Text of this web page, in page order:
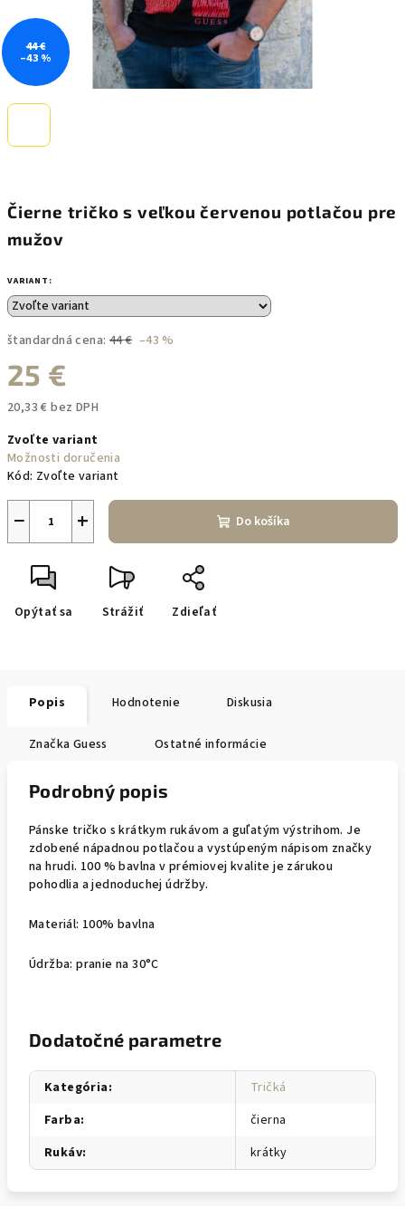
Čierne tričko s veľkou červenou potlačou pre
mužov
VARIANT:
štandardná cena: 44 € –43 %
25 €
20,33 € bez DPH
cena:
Zvoľte variant
Možnosti doručenia
Kód: Zvoľte variant
+
− Do košíka
Opýtať sa Strážiť Zdieľať
44 €
–43 %
Popis Hodnotenie Diskusia
Značka Guess Ostatné informácie
Podrobný popis
Pánske tričko s krátkym rukávom a guľatým výstrihom. Je
zdobené nápadnou potlačou a vystúpeným nápisom značky
na hrudi. 100 % bavlna v prémiovej kvalite je zárukou
pohodlia a jednoduchej údržby.
Materiál: 100% bavlna
Údržba: pranie na 30°C
Dodatočné parametre
Kategória:
Tričká
Farba:
čierna
Rukáv: krátky